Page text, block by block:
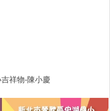
陳小慶